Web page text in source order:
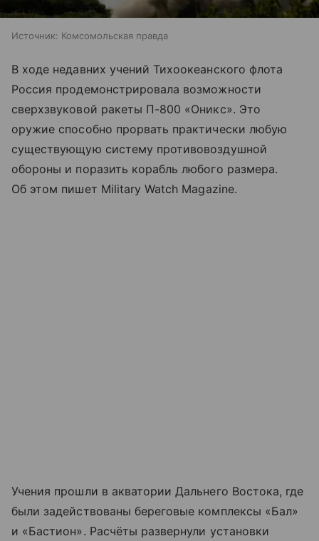
Источник: Комсомольская правда
В ходе недавних учений Тихоокеанского флота
Россия продемонстрировала возможности
сверхзвуковой ракеты П-800 «Оникс». Это
оружие способно прорвать практически любую
существующую систему противовоздушной
обороны и поразить корабль любого размера.
Об этом пишет Military Watch Magazine.
Учения прошли в акватории Дальнего Востока, где
были задействованы береговые комплексы «Бал»
и «Бастион». Расчёты развернули установки